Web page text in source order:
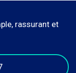
rassurant et